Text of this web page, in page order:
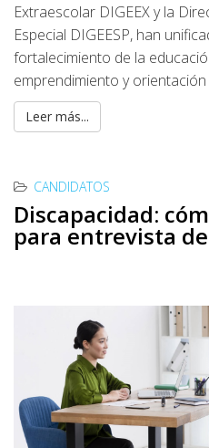
Extraescolar DIGEEX y la
Especial DIGEESP, han
fortalecimiento de la
emprendimiento y
Leer más...
CANDIDATOS
Discapacidad:
para entrevista